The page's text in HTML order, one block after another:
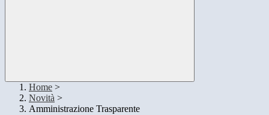
Home >
Novità >
Amministrazione Trasparente